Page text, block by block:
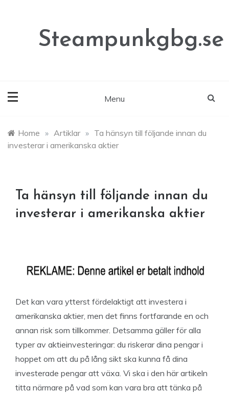
Steampunkgbg.se
Menu
Home » Artiklar » Ta hänsyn till följande innan du
investerar i amerikanska aktier
Ta hänsyn till följande innan du
investerar i amerikanska aktier
Det kan vara ytterst fördelaktigt att investera i
amerikanska aktier, men det finns fortfarande en och
annan risk som tillkommer. Detsamma gäller för alla
typer av aktieinvesteringar: du riskerar dina pengar i
hoppet om att du på lång sikt ska kunna få dina
investerade pengar att växa. Vi ska i den här artikeln
titta närmare på vad som kan vara bra att tänka på